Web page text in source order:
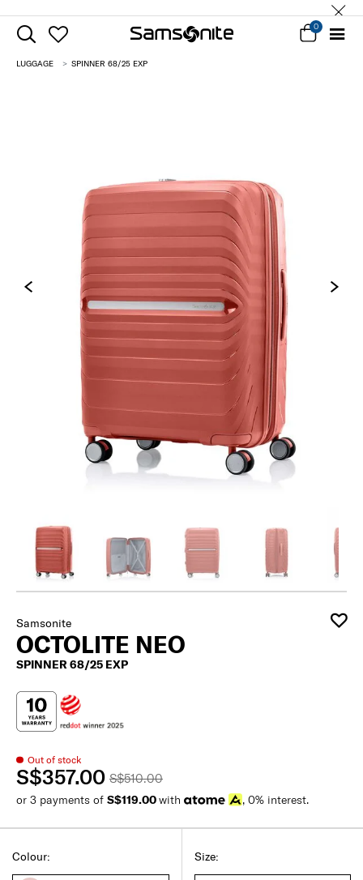
0
LUGGAGE SPINNER 68/25 EXP
Samsonite
OCTOLITE NEO
SPINNER 68/25 EXP
Out of stock
S$510.00
S$357.00
or 3 payments of S$119.00with , 0% interest.
Size:
Colour: